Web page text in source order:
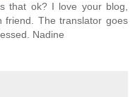
that ok? I love your blog,
friend. The translator goes
Nadine